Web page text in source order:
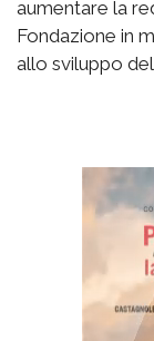
aumentare la
Fondazione in
allo sviluppo